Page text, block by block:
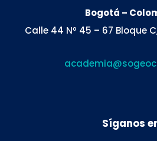
Bogotá –
Calle 44 Nº 45 – 67 Bloque
Síganos